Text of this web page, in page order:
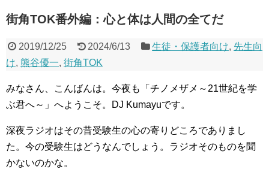
街角TOK番外編：心と体は人間の全てだ
2019/12/25 2024/6/13 生徒・保護者向け, 先生向
け, 熊谷優一, 街角TOK
みなさん、こんばんは。今夜も「チノメザメ～21世紀を学
ぶ君へ～」へようこそ。DJ Kumayuです。
深夜ラジオはその昔受験生の心の寄りどころでありまし
た。今の受験生はどうなんでしょう。ラジオそのものを聞
かないのかな。